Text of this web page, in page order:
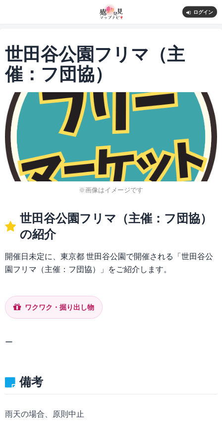
ログイン
世田谷公園フリマ（主
催：フ団協）
※画像はイメージです
世田谷公園フリマ（主催：フ団協）
の紹介
開催日未定に、東京都 世田谷公園で開催される「世田谷公
園フリマ（主催：フ団協）」をご紹介します。
ワクワク・掘り出し物
ー
備考
雨天の場合、原則中止